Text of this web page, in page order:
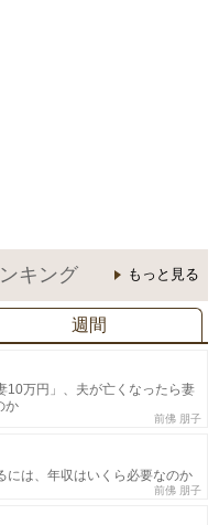
キング もっと見る
週間
10万円」、夫が亡くなったら妻
か
前佛 朋子
には、年収はいくら必要なのか
前佛 朋子